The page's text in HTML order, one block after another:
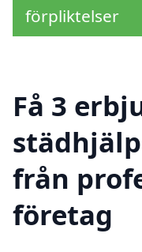
förpliktelser
Få 3
från
företag